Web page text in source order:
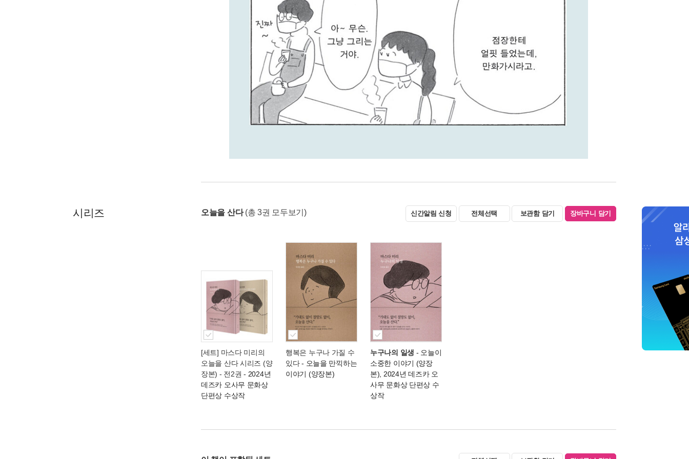
시리즈 오늘을 산다 (총 3권 모두보기) 신간알림 신청 전체선택 보관함 담기 장바구니 담기
[세트] 마스다 미리의
오늘을 산다 시리즈 (양
장본) - 전2권 - 2024년
데즈카 오사무 문화상
단편상 수상작
행복은 누구나 가질 수
있다- 오늘을 만끽하는
이야기 (양장본)
누구나의 일생 - 오늘이
소중한 이야기 (양장
본), 2024년 데즈카 오
사무 문화상 단편상 수
상작